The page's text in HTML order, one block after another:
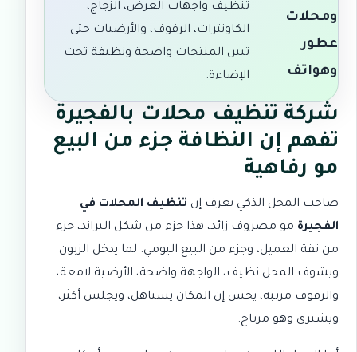
ومحلات
عطور
وهواتف
تنظيف واجهات العرض، الزجاج،
الكاونترات، الرفوف، والأرضيات حتى
تبين المنتجات واضحة ونظيفة تحت
الإضاءة.
شركة تنظيف محلات بالفجيرة
تفهم إن النظافة جزء من البيع
مو رفاهية
صاحب المحل الذكي يعرف إن تنظيف المحلات في
الفجيرة مو مصروف زائد، هذا جزء من شكل البراند، جزء
من ثقة العميل، وجزء من البيع اليومي. لما يدخل الزبون
ويشوف المحل نظيف، الواجهة واضحة، الأرضية لامعة،
والرفوف مرتبة، يحس إن المكان يستاهل، ويجلس أكثر،
ويشتري وهو مرتاح.